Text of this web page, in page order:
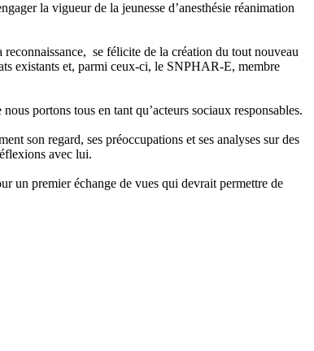
la vigueur de la jeunesse d’anesthésie réanimation
se félicite de la création du tout nouveau
existants et, parmi ceux-ci, le SNPHAR-E, membre
portons tous en tant qu’acteurs sociaux responsables.
son regard, ses préoccupations et ses analyses sur des
avec lui.
un premier échange de vues qui devrait permettre de